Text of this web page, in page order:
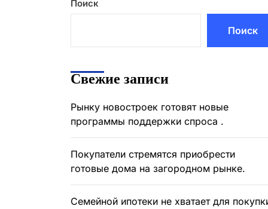
Поиск
Поиск
Свежие записи
Рынку новостроек готовят новые
программы поддержки спроса .
Покупатели стремятся приобрести
готовые дома на загородном рынке.
Семейной ипотеки не хватает для